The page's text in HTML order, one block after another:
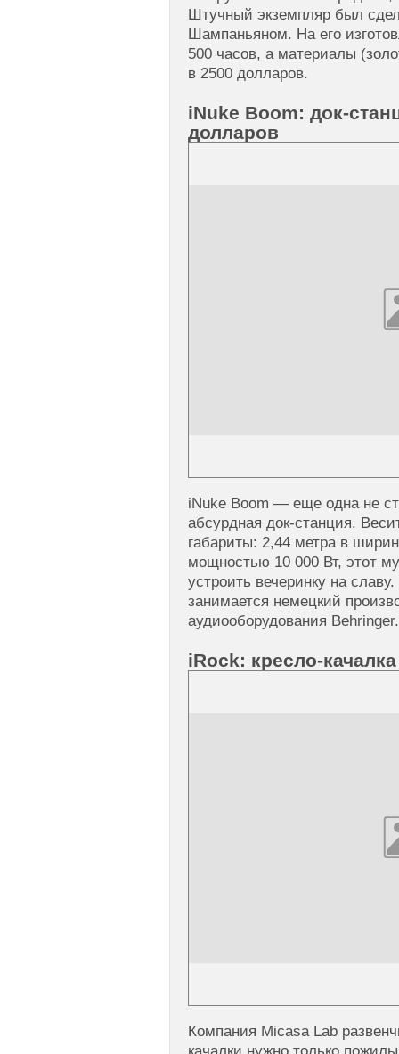
Штучный экземпляр был
Шампаньяном. На его
500 часов, а материалы
в 2500 долларов.
iNuke Boom: док-
долларов
iNuke Boom — еще одна не
абсурдная док-станция.
габариты: 2,44 метра в
мощностью 10 000 Вт, этот
устроить вечеринку на
занимается немецкий
аудиооборудования Behringer.
iRock: кресло-
Компания Micasa Lab
качалки нужно только